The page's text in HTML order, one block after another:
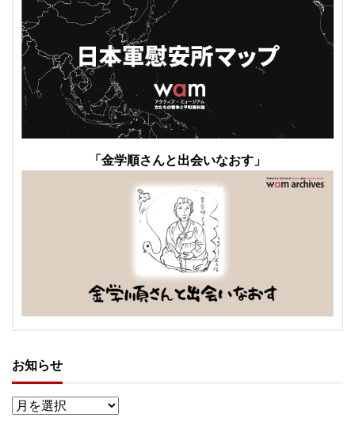
「金学順さんと出会いなおす」
お知らせ